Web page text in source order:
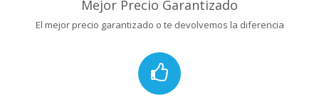
Mejor Precio Garantizado
El mejor precio garantizado o te devolvemos la diferencia